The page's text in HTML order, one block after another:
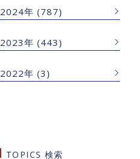
2024年 (787)
2023年 (443)
2022年 (3)
TOPICS 検索